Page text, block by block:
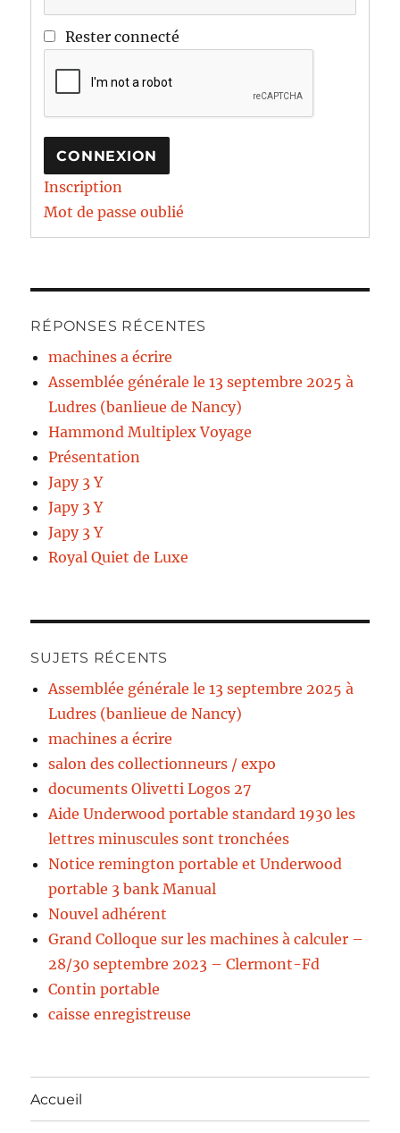
Rester connecté
CONNEXION
Inscription
Mot de passe oublié
RÉPONSES RÉCENTES
machines a écrire
Assemblée générale le 13 septembre 2025 à
Ludres (banlieue de Nancy)
Hammond Multiplex Voyage
Présentation
Japy 3 Y
Japy 3 Y
Japy 3 Y
Royal Quiet de Luxe
SUJETS RÉCENTS
Assemblée générale le 13 septembre 2025 à
Ludres (banlieue de Nancy)
machines a écrire
salon des collectionneurs / expo
documents Olivetti Logos 27
Aide Underwood portable standard 1930 les
lettres minuscules sont tronchées
Notice remington portable et Underwood
portable 3 bank Manual
Nouvel adhérent
Grand Colloque sur les machines à calculer –
28/30 septembre 2023 – Clermont-Fd
Contin portable
caisse enregistreuse
Accueil